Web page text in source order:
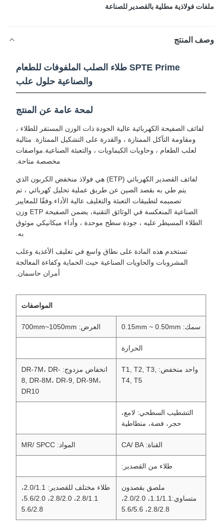
فولاذية مطلية بالقصدير للصناعة
المنتج
SPTE Prime طلاء الصلب الملفوفات للطعام
والصناعية حلول علب
لمحة عامة عن المنتج
لفائف الصفيحة الكهربائية عالية الجودة ذات الوزن المستقر للطلاء ،
ومقاومة التآكل الممتازة ، والقدرة على التشكيل الممتازة. مثالية
لعلب الطعام ، وحاويات الكيماويات ، والتعبئة الصناعية.مواصفات
مخصصة متاحة.
لفائف القصدير الكهربائي (ETP) هي فولاذ منخفض الكربون الذي
يتم طي به بقصد الصين عن طريق عملية تحليل كهربائي ، تم
تصميمه لتطبيقات التعبئة والتغليف عالية الأداء.وفقًا للمعايير
الصناعية المنعكسة في الوثائق التقنية، يضمن الصفيحة ETP وزن
الطلاء المسيطر عليه ، جودة سطح موحدة ، وأداء ميكانيكي موثوق
تستخدم هذه المادة على نطاق واسع في تغليف الأغذية وعلب
المشروبات والحاويات الصناعية حيث الحماية وكفاءة المعالجة
أمران حاسمان.
المواصفات
سمك: 0.15mm ~ 0.50mm العرض: 700mm~1050mm
الحرارة
واحد منخفض: T1, T2, T3,
T4, T5
انخفاض مزدوج: DR-7M، DR-
8, DR-8M، DR-9, DR-9M،
DR10
التشطيب السطحي: لامع،
حجر، فضة، متطاطية
القناة: CA/ BA المواد: MR/ SPCC
طلاء من القصدير:
ملصق بقصدون
متساوي:1.1/1.1، 2.0/2.0،
2.8/2.8، 5.6/5.6
طلاء مختلف للقصدير: 2.0/1.1،
2.8/1.1، 2.8/2.0، 5.6/2.0،
5.6/2.8